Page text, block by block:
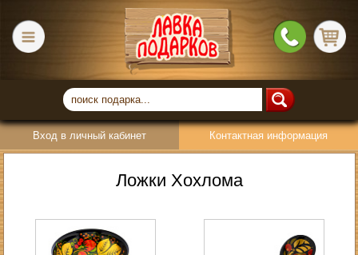
Вход в личный кабинет Контактная информация
Ложки Хохлома